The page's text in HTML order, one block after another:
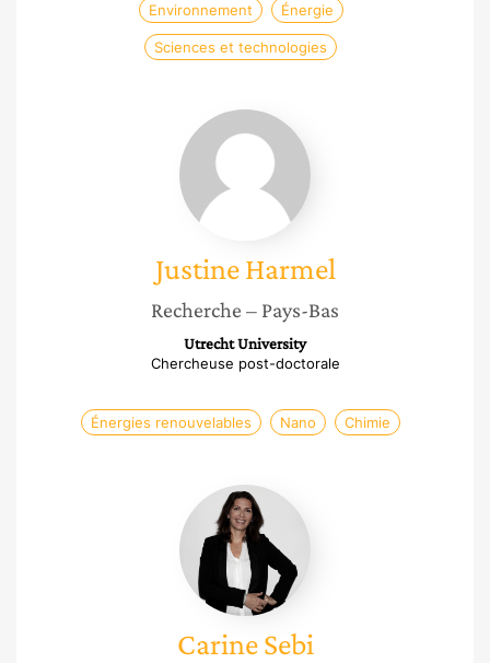
Environnement Énergie
Sciences et technologies
Justine
Harmel
Justine Harmel
Recherche – Pays-Bas
Utrecht University
Chercheuse post-doctorale
Énergies renouvelables Nano Chimie
Carine
Sebi
Carine Sebi